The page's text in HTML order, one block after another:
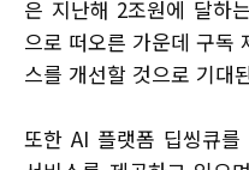
은 지난해 2조원에 달하
으로 떠오른 가운데 구독
스를 개선할 것으로 기대
또한 AI 플랫폼 딥씽큐